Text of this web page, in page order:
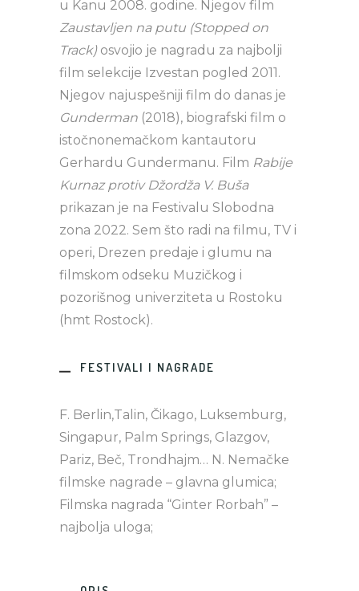
u Kanu 2008. godine. Njegov film
Zaustavljen na putu (Stopped on
Track)osvojio je nagradu za najbolji
film selekcije Izvestan pogled 2011.
Njegov najuspešniji film do danas je
Gunderman (2018), biografski film o
istočnonemačkom kantautoru
Gerhardu Gundermanu. Film Rabije
Kurnaz protiv Džordža V. Buša
prikazan je na Festivalu Slobodna
zona 2022. Sem što radi na filmu, TV i
operi, Drezen predaje i glumu na
filmskom odseku Muzičkog i
pozorišnog univerziteta u Rostoku
(hmt Rostock).
FESTIVALI I NAGRADE
F. Berlin,Talin, Čikago, Luksemburg,
Singapur, Palm Springs, Glazgov,
Pariz, Beč, Trondhajm… N. Nemačke
filmske nagrade – glavna glumica;
Filmska nagrada “Ginter Rorbah” –
najbolja uloga;